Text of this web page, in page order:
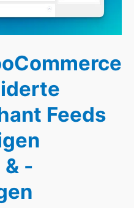
Feeds
-